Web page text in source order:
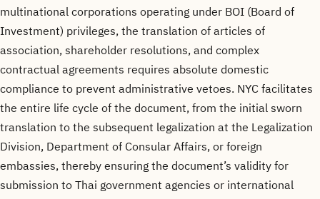
multinational corporations operating under BOI (Board of
Investment) privileges, the translation of articles of
association, shareholder resolutions, and complex
contractual agreements requires absolute domestic
compliance to prevent administrative vetoes. NYC facilitates
the entire life cycle of the document, from the initial sworn
translation to the subsequent legalization at the Legalization
Division, Department of Consular Affairs, or foreign
embassies, thereby ensuring the document’s validity for
submission to Thai government agencies or international